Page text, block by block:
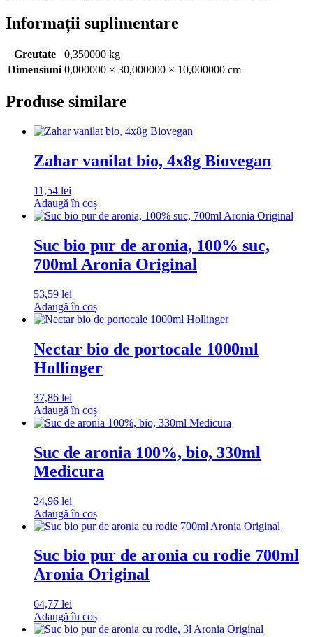
Informații suplimentare
Greutate
0,350000 kg
Dimensiuni 0,000000 × 30,000000 × 10,000000 cm
Produse similare
Zahar vanilat bio, 4x8g Biovegan
11,54 lei
Adaugă în coș
Suc bio pur de aronia, 100% suc,
700ml Aronia Original
53,59 lei
Adaugă în coș
Nectar bio de portocale 1000ml
Hollinger
37,86 lei
Adaugă în coș
Suc de aronia 100%, bio, 330ml
Medicura
24,96 lei
Adaugă în coș
Suc bio pur de aronia cu rodie 700ml
Aronia Original
64,77 lei
Adaugă în coș